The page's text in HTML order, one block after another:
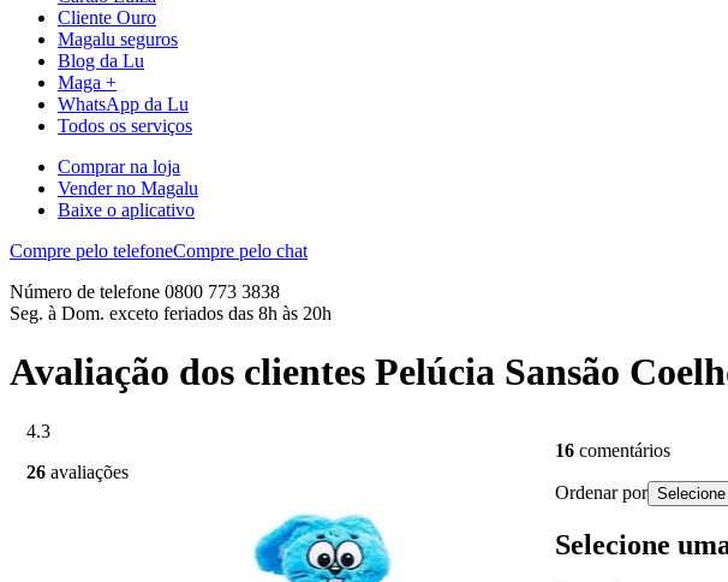
Cliente Ouro
Magalu seguros
Blog da Lu
Maga +
WhatsApp da Lu
Todos os serviços
Comprar na loja
Vender no Magalu
Baixe o aplicativo
Compre pelo telefoneCompre pelo chat
Número de telefone 0800 773 3838
Seg. à Dom. exceto feriados das 8h às 20h
Avaliação dos clientes Pelúcia Sansão
4.3
26 avaliações
16 comentários
Ordenar por
Selecione